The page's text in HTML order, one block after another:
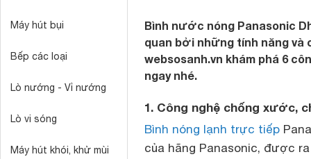
Máy hút bụi
Bếp các loại
Lò nướng - Vỉ nướng
Lò vi sóng
Máy hút khói, khử mùi
Bình nước nóng Panasonic
quan bởi những tính năng và
websosanh.vn khám phá 6
ngay nhé.
1. Công nghệ chống xước,
Bình nóng lạnh trực tiếp
của hãng Panasonic, được